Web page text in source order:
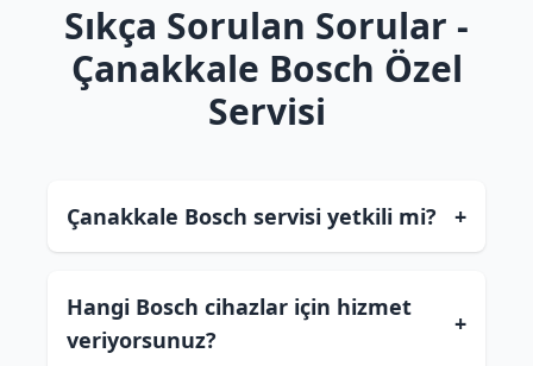
Sıkça Sorulan Sorular -
Çanakkale Bosch Özel
Servisi
Çanakkale Bosch servisi yetkili mi? +
Hangi Bosch cihazlar için hizmet
veriyorsunuz?
+